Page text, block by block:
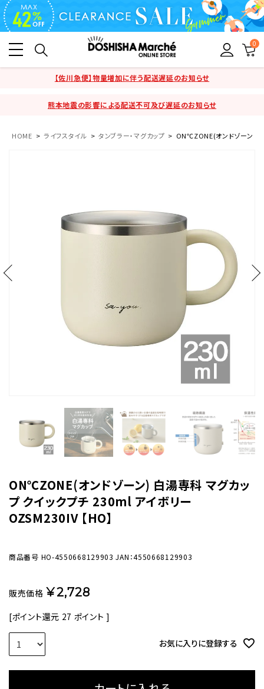
0
【佐川急便】物量増加に伴う配送遅延のお知らせ
熊本地震の影響による配送不可及び遅延のお知らせ
HOME ライフスタイル タンブラー・マグカップ ON℃ZONE(オンドゾーン) 白
ON℃ZONE(オンドゾーン) 白湯専科 マグカッ
プ クイックプチ 230ml アイボリー
OZSM230IV 【HO】
商品番号 HO-4550668129903 JAN：4550668129903
販売価格 ¥2,728
[ポイント還元 27 ポイント ]
お気に入りに登録する